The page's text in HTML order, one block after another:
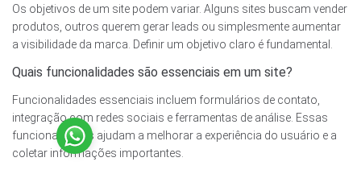
Os objetivos de um site podem variar. Alguns sites buscam vender
produtos, outros querem gerar leads ou simplesmente aumentar
a visibilidade da marca. Definir um objetivo claro é fundamental.
Quais funcionalidades são essenciais em um site?
Funcionalidades essenciais incluem formulários de contato,
integração com redes sociais e ferramentas de análise. Essas
funcionalidades ajudam a melhorar a experiência do usuário e a
coletar informações importantes.
Site Confiável